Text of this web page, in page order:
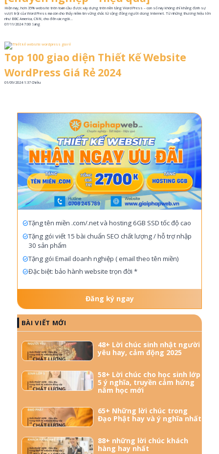
Hiện nay, hơn 35% website trên toàn cầu được xây dựng trên nền tảng WordPress – con số này không chỉ khẳng định sự
vượt trội của WordPress mà còn cho thấy niềm tin vững chắc từ cộng đồng người dùng Internet. Từ những thương hiệu lớn
như BBC America, CNN, cho đến các ngôi...
07/11/2024 7:00 Sáng
Top 100 giao diện Thiết Kế Website
WordPress Giá Rẻ 2024
01/09/2024 1:37 Chiều
Tặng tên miền .com/.net và hosting 6GB SSD tốc độ cao
Tặng gói viết 15 bài chuẩn SEO chất lượng / hỗ trợ nhập
30 sản phẩm
Tặng gói Email doanh nghiệp ( email theo tên miền)
Đặc biệt: bảo hành website trọn đời *
Đăng ký ngay
BÀI VIẾT MỚI
48+ Lời chúc sinh nhật người
yêu hay, cảm động 2025
58+ Lời chúc cho học sinh lớp
5 ý nghĩa, truyền cảm hứng
năm học mới
65+ Những lời chúc trong
Đạo Phật hay và ý nghĩa nhất
88+ những lời chúc khách
hàng hay nhất